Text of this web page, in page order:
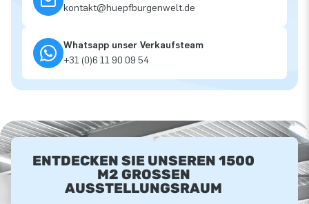
kontakt@huepfburgenwelt.de
Whatsapp unser Verkaufsteam
+31 (0)6 11 90 09 54
ENTDECKEN SIE UNSEREN 1500
M2 GROSSEN A
USSTELLUNGSRAUM